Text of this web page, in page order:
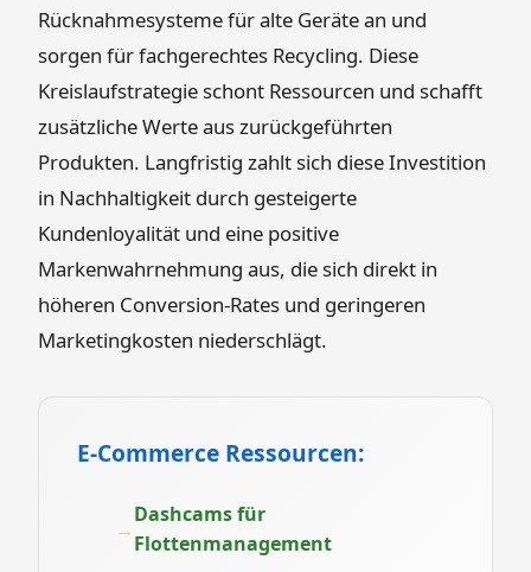
Rücknahmesysteme für alte Geräte an und
sorgen für fachgerechtes Recycling. Diese
Kreislaufstrategie schont Ressourcen und schafft
zusätzliche Werte aus zurückgeführten
Produkten. Langfristig zahlt sich diese Investition
in Nachhaltigkeit durch gesteigerte
Kundenloyalität und eine positive
Markenwahrnehmung aus, die sich direkt in
höheren Conversion-Rates und geringeren
Marketingkosten niederschlägt.
E-Commerce Ressourcen:
Dashcams für
Flottenmanagement